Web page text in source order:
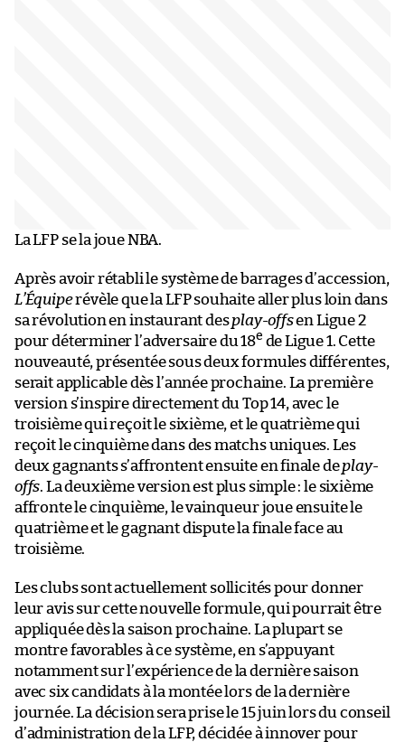
La LFP se la joue NBA.
Après avoir rétabli le système de barrages d’accession,
L’Équiperévèle que la LFP souhaite aller plus loin dans
sa révolution en instaurant desplay-offsen Ligue 2
pour déterminer l’adversaire du 18e de Ligue 1. Cette
nouveauté, présentée sous deux formules différentes,
serait applicable dès l’année prochaine. La première
version s’inspire directement du Top 14, avec le
troisième qui reçoit le sixième, et le quatrième qui
reçoit le cinquième dans des matchs uniques. Les
deux gagnants s’affrontent ensuite en finale deplay-
offs. La deuxième version est plus simple : le sixième
affronte le cinquième, le vainqueur joue ensuite le
quatrième et le gagnant dispute la finale face au
troisième.
Les clubs sont actuellement sollicités pour donner
leur avis sur cette nouvelle formule, qui pourrait être
appliquée dès la saison prochaine. La plupart se
montre favorables à ce système, en s’appuyant
notamment sur l’expérience de la dernière saison
avec six candidats à la montée lors de la dernière
journée. La décision sera prise le 15 juin lors du conseil
d’administration de la LFP, décidée à innover pour